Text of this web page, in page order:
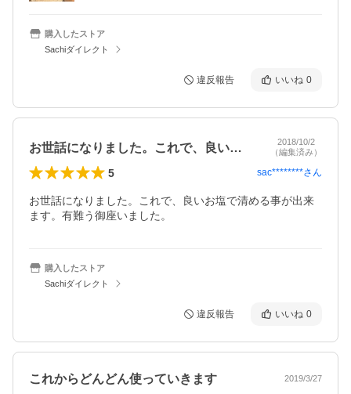
購入したストア
Sachiダイレクト
違反報告 いいね 0
お世話になりました。これで、良いお塩で…
2018/10/2
（編集済み）
5 sac********さん
お世話になりました。これで、良いお塩で清める事が出来
ます。有難う御座いました。
購入したストア
Sachiダイレクト
違反報告 いいね 0
これからどんどん使っていきます 2019/3/27